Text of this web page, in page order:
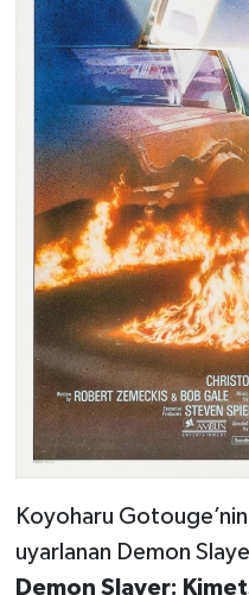
Koyoharu
uyarlanan Demon
Demon Slayer: